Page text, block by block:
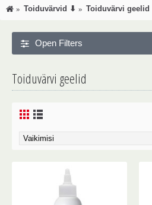
Toiduvärvid ⬇ Toiduvärvi geelid
Open Filters
Toiduvärvi geelid